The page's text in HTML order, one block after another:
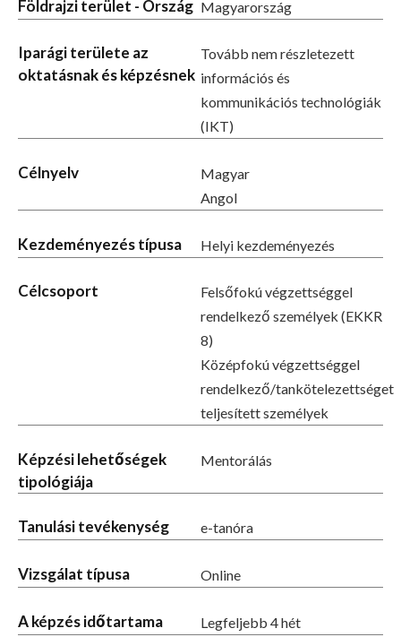
Földrajzi terület - Ország Magyarország
Iparági területe az
oktatásnak és képzésnek
Tovább nem részletezett
információs és
kommunikációs technológiák
(IKT)
Célnyelv
Magyar
Angol
Kezdeményezés típusa Helyi kezdeményezés
Célcsoport
Felsőfokú végzettséggel
rendelkező személyek (EKKR
8)
Középfokú végzettséggel
rendelkező/tankötelezettséget
teljesített személyek
Képzési lehetőségek
tipológiája
Mentorálás
Tanulási tevékenység e-tanóra
Vizsgálat típusa Online
A képzés időtartama Legfeljebb 4 hét